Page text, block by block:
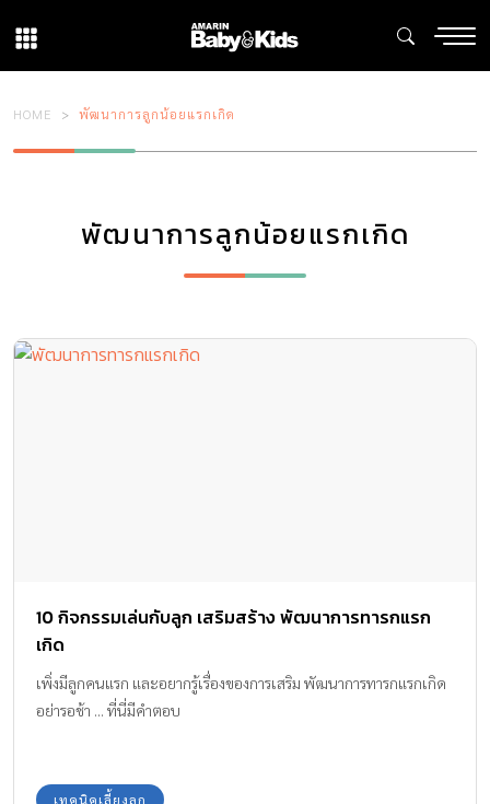
HOME พัฒนาการลูกน้อยแรกเกิด
พัฒนาการลูกน้อยแรกเกิด
10 กิจกรรมเล่นกับลูก เสริมสร้าง พัฒนาการทารกแรก
เกิด
เพิ่งมีลูกคนแรก และอยากรู้เรื่องของการเสริม พัฒนาการทารกแรกเกิด
อย่ารอช้า ... ที่นี่มีคำตอบ
เทคนิคเลี้ยงลูก